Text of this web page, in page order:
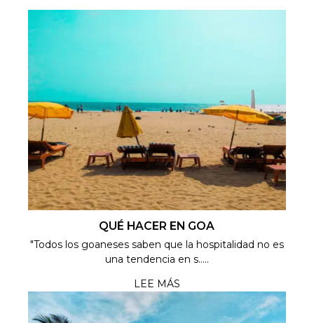
QUÉ HACER EN GOA
"Todos los goaneses saben que la hospitalidad no es
una tendencia en s.....
LEE MÁS